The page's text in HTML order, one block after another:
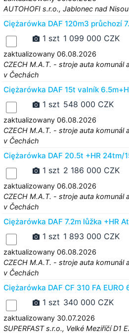
AUTOHOFI s.r.o., Jablonec nad Nisou
Ciężarówka DAF 120m3 průchozí
1 szt 1 099 000 CZK
zaktualizowany 06.08.2026
CZECH M.A.T. - stroje auta komunál
v Čechách
Ciężarówka DAF 15t valník
1 szt 548 000 CZK
zaktualizowany 06.08.2026
CZECH M.A.T. - stroje auta komunál
v Čechách
Ciężarówka DAF 20.5t +HR 24tm/
1 szt 2 186 000 CZK
zaktualizowany 06.08.2026
CZECH M.A.T. - stroje auta komunál
v Čechách
Ciężarówka DAF 7.2m lůžka +HR
1 szt 1 893 000 CZK
zaktualizowany 06.08.2026
CZECH M.A.T. - stroje auta komunál
v Čechách
Ciężarówka DAF CF 310 FA EURO
1 szt 340 000 CZK
zaktualizowany 30.07.2026
SUPERFAST s.r.o., Velké Meziříčí D1